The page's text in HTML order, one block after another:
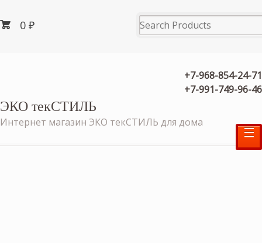
0₽
+7-968-854-24-71
+7-991-749-96-46
ЭКО текСТИЛЬ
Интернет магазин ЭКО текСТИЛЬ для дома
☰